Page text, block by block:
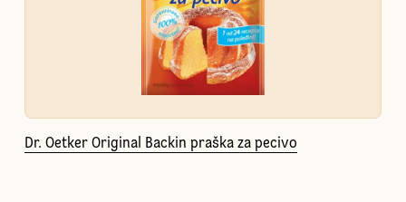
Dr. Oetker Original Backin praška za pecivo